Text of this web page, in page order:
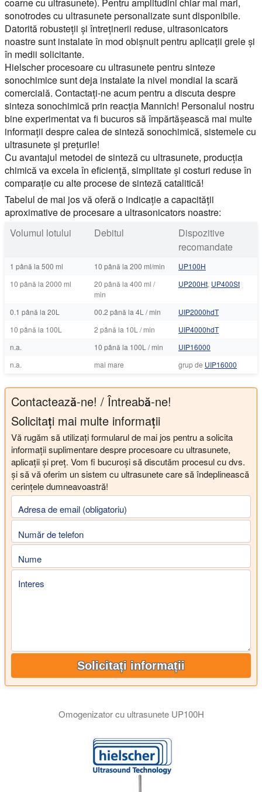
sonotrodes cu ultrasunete personalizate sunt disponibile.
Datorită robusteții și întreținerii reduse, ultrasonicators
noastre sunt instalate în mod obișnuit pentru aplicații grele și
în medii solicitante.
Hielscher procesoare cu ultrasunete pentru sinteze
sonochimice sunt deja instalate la nivel mondial la scară
comercială. Contactați-ne acum pentru a discuta despre
sinteza sonochimică prin reacția Mannich! Personalul nostru
bine experimentat va fi bucuros să împărtășească mai multe
informații despre calea de sinteză sonochimică, sistemele cu
ultrasunete și prețurile!
Cu avantajul metodei de sinteză cu ultrasunete, producția
chimică va excela în eficiență, simplitate și costuri reduse în
comparație cu alte procese de sinteză catalitică!
Tabelul de mai jos vă oferă o indicație a capacității
aproximative de procesare a ultrasonicators noastre:
Volumul lotului
Debitul
Dispozitive
recomandate
1 până la 500 ml 10 până la 200 ml/min
UP100H
10 până la 2000 ml
20 până la 400 ml /
min
UP200Ht, UP400St
0.1 până la 20L 00.2 până la 4L / min
UIP2000hdT
10 până la 100L
2 până la 10L / min
UIP4000hdT
n.a.
10 până la 100L / min
UIP16000
n.a.
mai mare grup de UIP16000
Contactează-ne! / Întreabă-ne!
Solicitați mai multe informații
Vă rugăm să utilizați formularul de mai jos pentru a solicita
informații suplimentare despre procesoare cu ultrasunete,
aplicații și preț. Vom fi bucuroși să discutăm procesul cu dvs.
și să vă oferim un sistem cu ultrasunete care să îndeplinească
cerințele dumneavoastră!
Adresa de email (obligatoriu)
Număr de telefon
Nume
Interes
Solicitați informații
Omogenizator cu ultrasunete UP100H